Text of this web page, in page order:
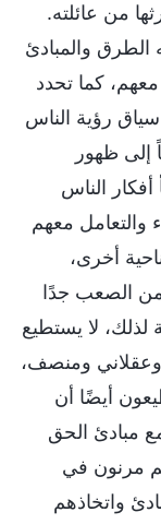
من عائلته.
الطرق والمبادئ
معهم، كما تحدد
سياق رؤية الناس
إلى ظهور
الناس
والتعامل معهم
أخرى،
الصعب جدًا
لذلك، لا يستطيع
ومنصف،
أيضًا أن
مبادئ الحق
مرنون في
واتخاذهم